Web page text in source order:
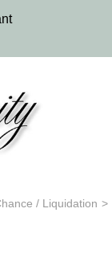
/ Liquidation >